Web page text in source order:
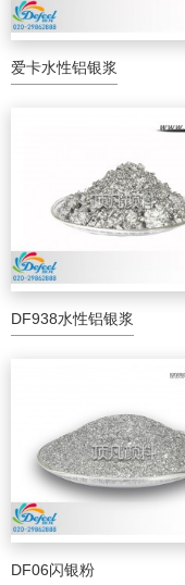
爱卡水性铝银浆
DF938水性铝银浆
DF06闪银粉